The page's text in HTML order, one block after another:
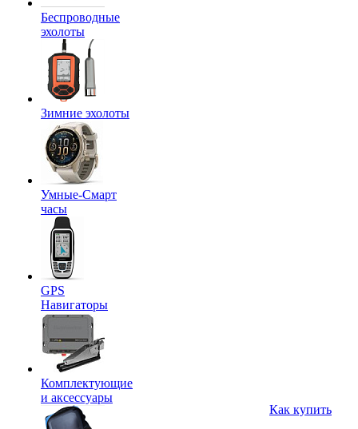
Беспроводные
эхолоты
Зимние эхолоты
Умные-Смарт
часы
GPS
Навигаторы
Комплектующие
и аксессуары
Как купить